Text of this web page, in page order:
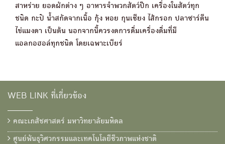
สาหร่าย ยอดผักต่าง ๆ อาหารจำพวกสัตว์ปีก เครื่องในสัตว์ทุก
ชนิด กะปิ น้ำสกัดจากเนื้อ กุ้ง หอย กุนเชียง ไส้กรอก ปลาซาร์ดีน
ไข่แมงดา เป็นต้น นอกจากนี้ควรงดการดื่มเครื่องดื่มที่มี
แอลกอฮอล์ทุกชนิด โดยเฉพาะเบียร์
WEB LINK ที่เกี่ยวข้อง
คณะเภสัชศาสตร์ มหาวิทยาลัยมหิดล
ศูนย์พันธุวิศวกรรมและเทคโนโลยีชีวภาพแห่งชาติ